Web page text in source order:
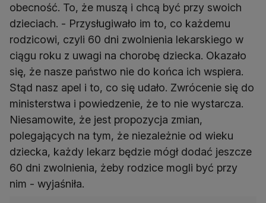
obecność. To, że muszą i chcą być przy swoich
dzieciach. - Przysługiwało im to, co każdemu
rodzicowi, czyli 60 dni zwolnienia lekarskiego w
ciągu roku z uwagi na chorobę dziecka. Okazało
się, że nasze państwo nie do końca ich wspiera.
Stąd nasz apel i to, co się udało. Zwrócenie się do
ministerstwa i powiedzenie, że to nie wystarcza.
Niesamowite, że jest propozycja zmian,
polegających na tym, że niezależnie od wieku
dziecka, każdy lekarz będzie mógł dodać jeszcze
60 dni zwolnienia, żeby rodzice mogli być przy
nim - wyjaśniła.